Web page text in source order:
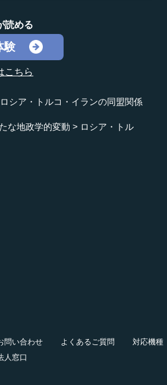
読める
験
こちら
ロシア・トルコ・イランの同盟関係
な地政学的変動
ロシア・トル
問い合わせ よくあるご質問
対応機種
人窓口